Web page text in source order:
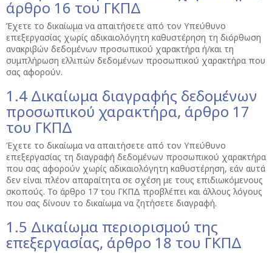
άρθρο 16 του ΓΚΠΔ
Έχετε το δικαίωμα να απαιτήσετε από τον Υπεύθυνο
επεξεργασίας χωρίς αδικαιολόγητη καθυστέρηση τη διόρθωση
ανακριβών δεδομένων προσωπικού χαρακτήρα ή/και τη
συμπλήρωση ελλιπών δεδομένων προσωπικού χαρακτήρα που
σας αφορούν.
1.4 Δικαίωμα διαγραφής δεδομένων
προσωπικού χαρακτήρα, άρθρο 17
του ΓΚΠΔ
Έχετε το δικαίωμα να απαιτήσετε από τον Υπεύθυνο
επεξεργασίας τη διαγραφή δεδομένων προσωπικού χαρακτήρα
που σας αφορούν χωρίς αδικαιολόγητη καθυστέρηση, εάν αυτά
δεν είναι πλέον απαραίτητα σε σχέση με τους επιδιωκόμενους
σκοπούς. Το άρθρο 17 του ΓΚΠΔ προβλέπει και άλλους λόγους
που σας δίνουν το δικαίωμα να ζητήσετε διαγραφή.
1.5 Δικαίωμα περιορισμού της
επεξεργασίας, άρθρο 18 του ΓΚΠΔ